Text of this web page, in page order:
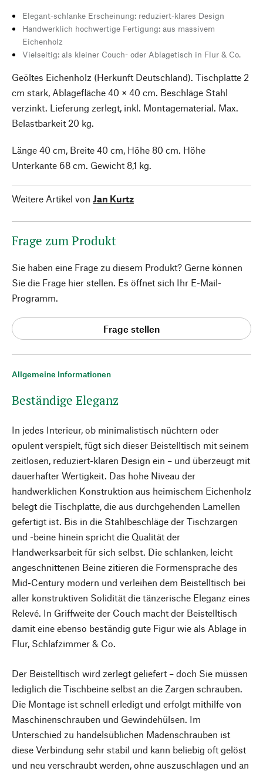
Allgemeine Informationen
Beständige Eleganz
In jedes Interieur, ob minimalistisch nüchtern oder
opulent verspielt, fügt sich dieser Beistelltisch mit seinem
zeitlosen, reduziert-klaren Design ein – und überzeugt mit
dauerhafter Wertigkeit. Das hohe Niveau der
handwerklichen Konstruktion aus heimischem Eichenholz
belegt die Tischplatte, die aus durchgehenden Lamellen
gefertigt ist. Bis in die Stahlbeschläge der Tischzargen
und -beine hinein spricht die Qualität der
Handwerksarbeit für sich selbst. Die schlanken, leicht
angeschnittenen Beine zitieren die Formensprache des
Mid-Century modern und verleihen dem Beistelltisch bei
aller konstruktiven Solidität die tänzerische Eleganz eines
Relevé. In Griffweite der Couch macht der Beistelltisch
damit eine ebenso beständig gute Figur wie als Ablage in
Flur, Schlafzimmer & Co.
Der Beistelltisch wird zerlegt geliefert – doch Sie müssen
lediglich die Tischbeine selbst an die Zargen schrauben.
Die Montage ist schnell erledigt und erfolgt mithilfe von
Maschinenschrauben und Gewindehülsen. Im
Unterschied zu handelsüblichen Madenschrauben ist
diese Verbindung sehr stabil und kann beliebig oft gelöst
und neu verschraubt werden, ohne auszuschlagen und an
Elegant-schlanke Erscheinung: reduziert-klares Design
Handwerklich hochwertige Fertigung: aus massivem
Eichenholz
Vielseitig: als kleiner Couch- oder Ablagetisch in Flur & Co.
Geöltes Eichenholz (Herkunft Deutschland). Tischplatte 2
cm stark, Ablagefläche 40 × 40 cm. Beschläge Stahl
verzinkt. Lieferung zerlegt, inkl. Montagematerial. Max.
Belastbarkeit 20 kg.
Länge 40 cm, Breite 40 cm, Höhe 80 cm. Höhe
Unterkante 68 cm. Gewicht 8,1 kg.
Weitere Artikel von Jan Kurtz
Frage zum Produkt
Sie haben eine Frage zu diesem Produkt? Gerne können
Sie die Frage hier stellen. Es öffnet sich Ihr E-Mail-
Programm.
Frage stellen